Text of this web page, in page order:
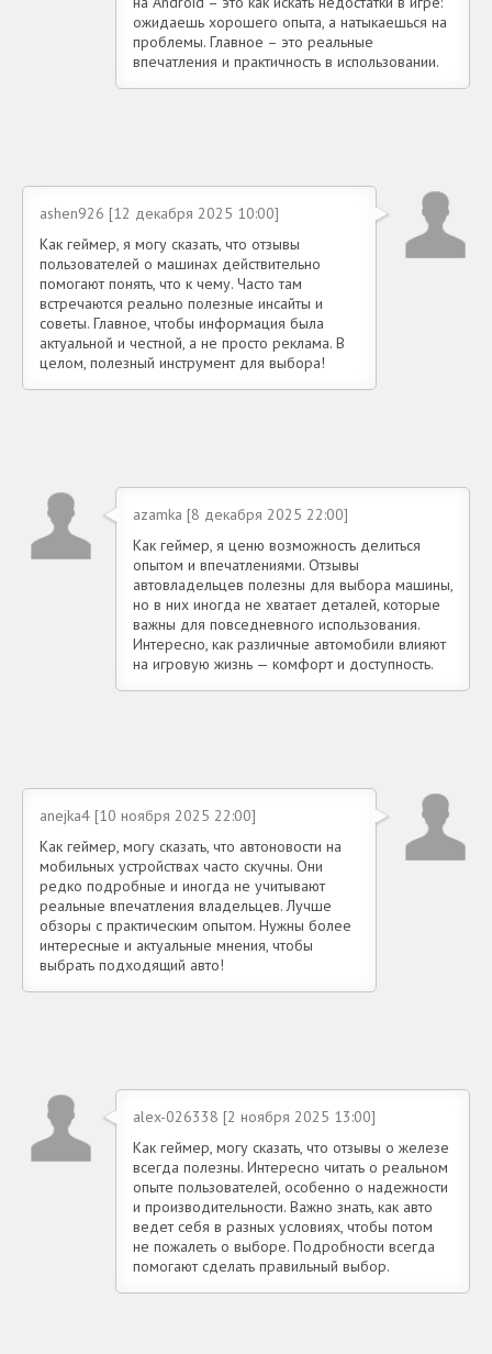
ожидаешь хорошего опыта, а натыкаешься на
проблемы. Главное – это реальные
впечатления и практичность в использовании.
ashen926 [12 декабря 2025 10:00]
Как геймер, я могу сказать, что отзывы
пользователей о машинах действительно
помогают понять, что к чему. Часто там
встречаются реально полезные инсайты и
советы. Главное, чтобы информация была
актуальной и честной, а не просто реклама. В
целом, полезный инструмент для выбора!
azamka [8 декабря 2025 22:00]
Как геймер, я ценю возможность делиться
опытом и впечатлениями. Отзывы
автовладельцев полезны для выбора машины,
но в них иногда не хватает деталей, которые
важны для повседневного использования.
Интересно, как различные автомобили влияют
на игровую жизнь — комфорт и доступность.
anejka4 [10 ноября 2025 22:00]
Как геймер, могу сказать, что автоновости на
мобильных устройствах часто скучны. Они
редко подробные и иногда не учитывают
реальные впечатления владельцев. Лучше
обзоры с практическим опытом. Нужны более
интересные и актуальные мнения, чтобы
выбрать подходящий авто!
alex-026338 [2 ноября 2025 13:00]
Как геймер, могу сказать, что отзывы о железе
всегда полезны. Интересно читать о реальном
опыте пользователей, особенно о надежности
и производительности. Важно знать, как авто
ведет себя в разных условиях, чтобы потом
не пожалеть о выборе. Подробности всегда
помогают сделать правильный выбор.